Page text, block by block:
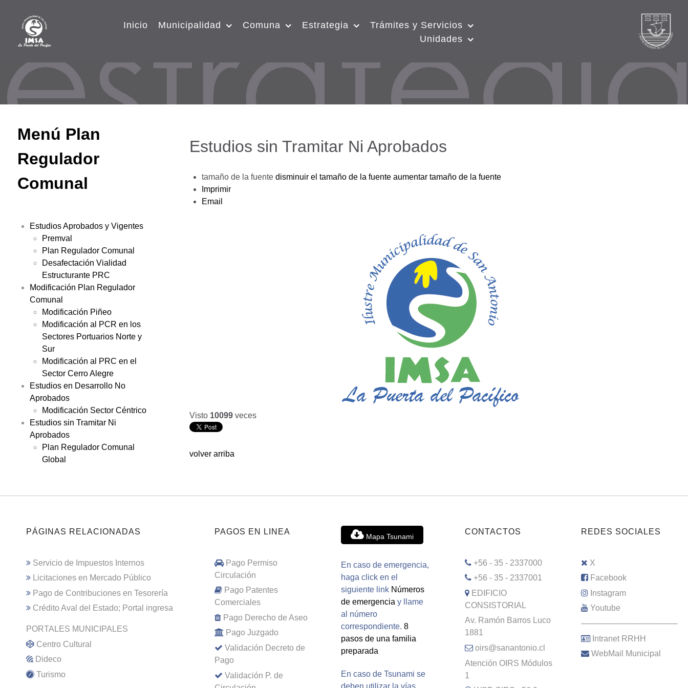
Inicio Municipalidad Comuna Estrategia
Trámites y Servicios
Unidades
Menú Plan
Regulador
Comunal
Estudios Aprobados y Vigentes
Premval
Plan Regulador Comunal
Desafectación Vialidad
Estructurante PRC
Modificación Plan Regulador
Comunal
Modificación Piñeo
Modificación al PCR en los
Sectores Portuarios Norte y
Sur
Modificación al PRC en el
Sector Cerro Alegre
Estudios en Desarrollo No
Aprobados
Modificación Sector Céntrico
Estudios sin Tramitar Ni
Aprobados
Plan Regulador Comunal
Global
Estudios sin Tramitar Ni Aprobados
tamaño de la fuente disminuir el tamaño de la fuente aumentar tamaño de la fuente
Imprimir
Email
Visto 10099 veces
volver arriba
PÁGINAS RELACIONADAS
Servicio de Impuestos Internos
Licitaciones en Mercado Público
Pago de Contribuciones en Tesorería
Crédito Aval del Estado; Portal ingresa
PORTALES MUNICIPALES
Centro Cultural
Dideco
Turismo
PAGOS EN LINEA
Pago Permiso
Circulación
Pago Patentes
Comerciales
Pago Derecho de Aseo
Pago Juzgado
Validación Decreto de
Pago
Validación P. de
Mapa Tsunami
En caso de emergencia,
haga click en el
siguiente link Números
de emergencia y llame
al número
correspondiente. 8
pasos de una familia
preparada
En caso de Tsunami se
deben utilizar la vías
CONTACTOS
+56 - 35 - 2337000
+56 - 35 - 2337001
EDIFICIO
CONSISTORIAL
Av. Ramón Barros Luco
1881
oirs@sanantonio.cl
Atención OIRS Módulos
1
REDES SOCIALES
X
Facebook
Instagram
Youtube
–––––––––––––––––––––
Intranet RRHH
WebMail Municipal